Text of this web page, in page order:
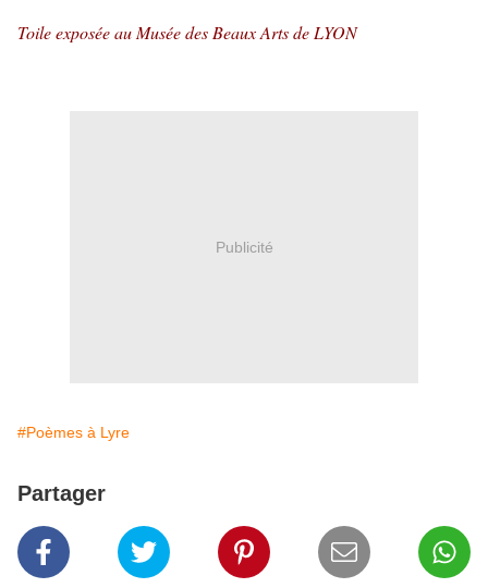
Toile exposée au Musée des Beaux Arts de LYON
Publicité
#Poèmes à Lyre
Partager